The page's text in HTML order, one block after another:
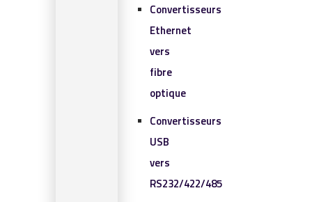
Convertisseurs
Ethernet
vers
fibre
optique
Convertisseurs
USB
vers
RS232/422/485